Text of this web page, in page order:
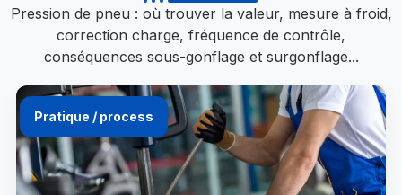
Pression de pneu : où trouver la valeur, mesure à froid,
correction charge, fréquence de contrôle,
conséquences sous-gonflage et surgonflage...
Pratique / process